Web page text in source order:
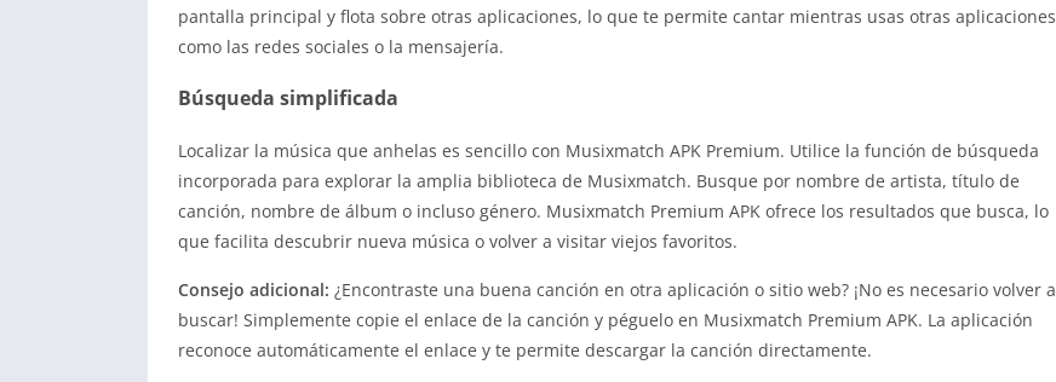
pantalla principal y flota sobre otras aplicaciones, lo que te permite cantar mientras usas otras aplicaciones
como las redes sociales o la mensajería.
Búsqueda simplificada
Localizar la música que anhelas es sencillo con Musixmatch APK Premium. Utilice la función de búsqueda
incorporada para explorar la amplia biblioteca de Musixmatch. Busque por nombre de artista, título de
canción, nombre de álbum o incluso género. Musixmatch Premium APK ofrece los resultados que busca, lo
que facilita descubrir nueva música o volver a visitar viejos favoritos.
Consejo adicional: ¿Encontraste una buena canción en otra aplicación o sitio web? ¡No es necesario volver a
buscar! Simplemente copie el enlace de la canción y péguelo en Musixmatch Premium APK. La aplicación
reconoce automáticamente el enlace y te permite descargar la canción directamente.